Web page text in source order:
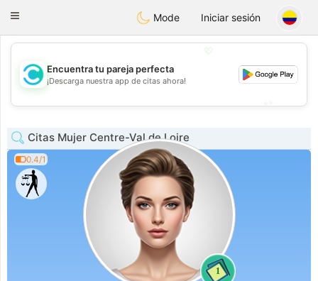
olombiaCitas
Toggle
Mode Iniciar sesión
💖
💕
Encuentra tu pareja perfecta
¡Descarga nuestra app de citas ahora!
Citas Mujer Centre-Val de Loire
0.4/1
1